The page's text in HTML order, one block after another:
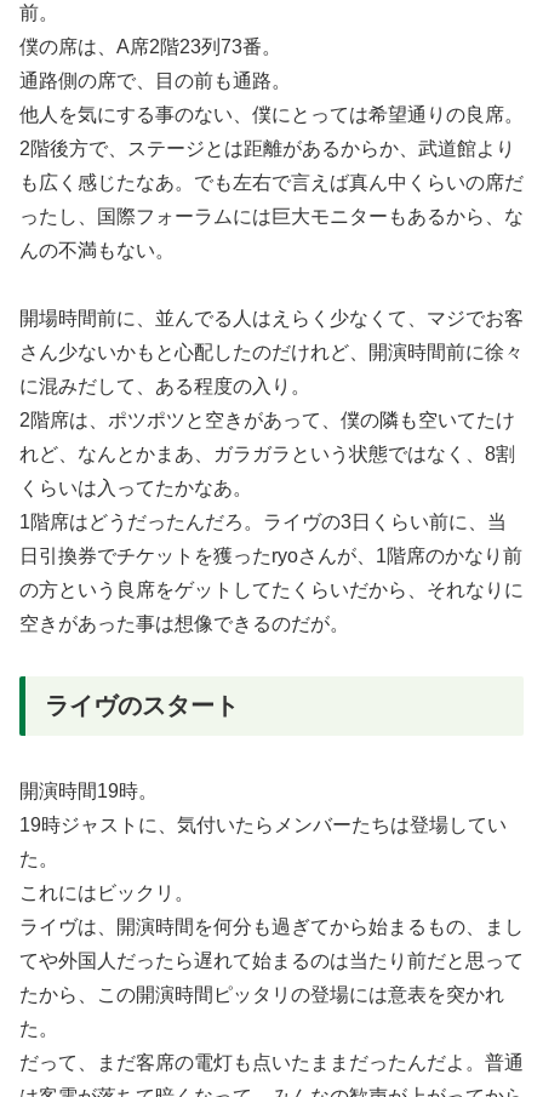
前。
僕の席は、A席2階23列73番。
通路側の席で、目の前も通路。
他人を気にする事のない、僕にとっては希望通りの良席。
2階後方で、ステージとは距離があるからか、武道館より
も広く感じたなあ。でも左右で言えば真ん中くらいの席だ
ったし、国際フォーラムには巨大モニターもあるから、な
んの不満もない。
開場時間前に、並んでる人はえらく少なくて、マジでお客
さん少ないかもと心配したのだけれど、開演時間前に徐々
に混みだして、ある程度の入り。
2階席は、ポツポツと空きがあって、僕の隣も空いてたけ
れど、なんとかまあ、ガラガラという状態ではなく、8割
くらいは入ってたかなあ。
1階席はどうだったんだろ。ライヴの3日くらい前に、当
日引換券でチケットを獲ったryoさんが、1階席のかなり前
の方という良席をゲットしてたくらいだから、それなりに
空きがあった事は想像できるのだが。
ライヴのスタート
開演時間19時。
19時ジャストに、気付いたらメンバーたちは登場してい
た。
これにはビックリ。
ライヴは、開演時間を何分も過ぎてから始まるもの、まし
てや外国人だったら遅れて始まるのは当たり前だと思って
たから、この開演時間ピッタリの登場には意表を突かれ
た。
だって、まだ客席の電灯も点いたままだったんだよ。普通